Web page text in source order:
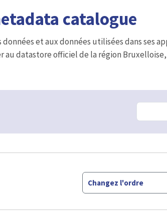
catalogue
et aux données utilisées dans ses
au datastore officiel de la région
Changez l'ordre